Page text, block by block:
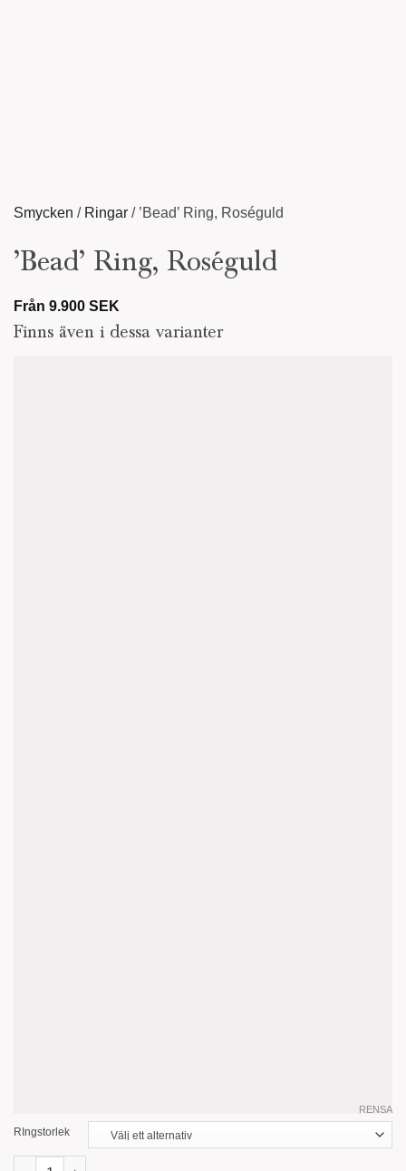
Smycken / Ringar / ’Bead’ Ring, Roséguld
’Bead’ Ring, Roséguld
Från 9.900 SEK
Finns även i dessa varianter
RIngstorlek
RENSA
'Bead' Ring, Roséguld mängd